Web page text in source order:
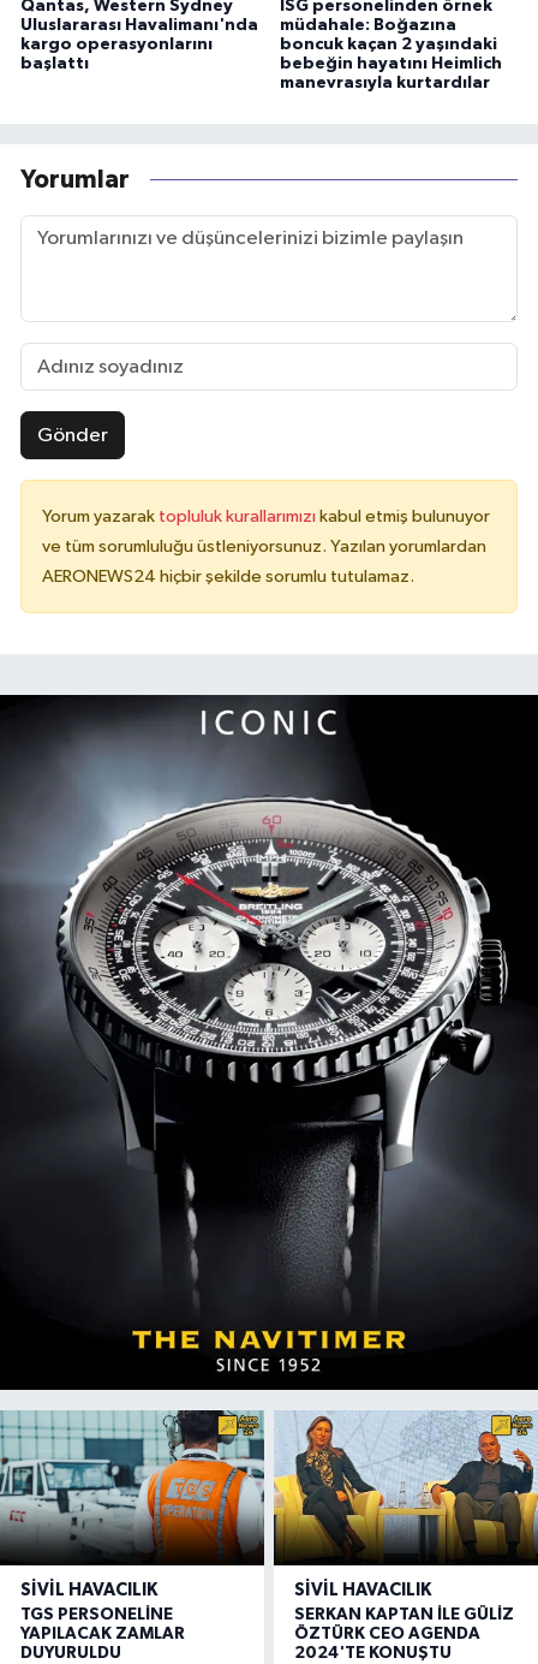
Qantas, Western Sydney
Uluslararası Havalimanı'nda
kargo operasyonlarını
başlattı
ISG personelinden örnek
müdahale: Boğazına
boncuk kaçan 2 yaşındaki
bebeğin hayatını Heimlich
manevrasıyla kurtardılar
Yorumlar
Gönder
Yorum yazarak topluluk kurallarımızı kabul etmiş bulunuyor
ve tüm sorumluluğu üstleniyorsunuz. Yazılan yorumlardan
AERONEWS24 hiçbir şekilde sorumlu tutulamaz.
SIVIL HAVACILIK
TGS PERSONELİNE
YAPILACAK ZAMLAR
DUYURULDU
SIVIL HAVACILIK
SERKAN KAPTAN İLE GÜLİZ
ÖZTÜRK CEO AGENDA
2024'TE KONUŞTU